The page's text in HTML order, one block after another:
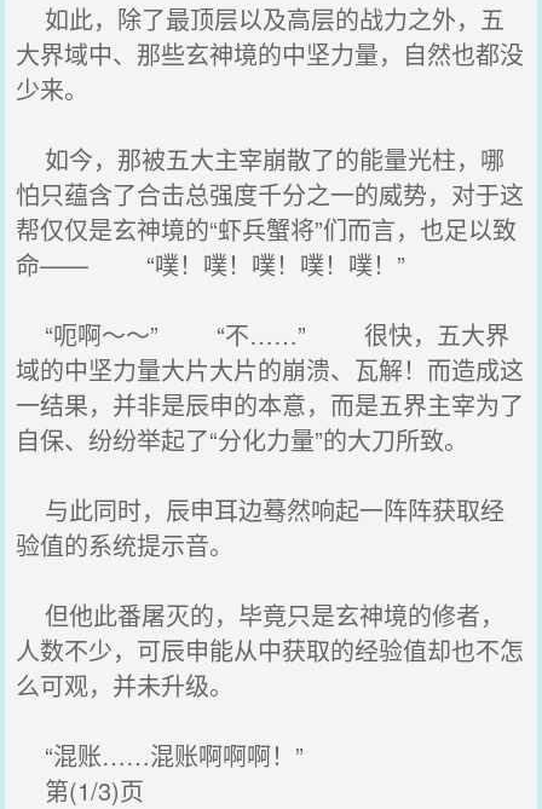
如此，除了最顶层以及高层的战力之外，五
大界域中、那些玄神境的中坚力量，自然也都没
少来。
如今，那被五大主宰崩散了的能量光柱，哪
怕只蕴含了合击总强度千分之一的威势，对于这
帮仅仅是玄神境的“虾兵蟹将”们而言，也足以致
命—— “噗！噗！噗！噗！噗！”
“呃啊～～” “不……” 很快，五大界
域的中坚力量大片大片的崩溃、瓦解！而造成这
一结果，并非是辰申的本意，而是五界主宰为了
自保、纷纷举起了“分化力量”的大刀所致。
与此同时，辰申耳边蓦然响起一阵阵获取经
验值的系统提示音。
但他此番屠灭的，毕竟只是玄神境的修者，
人数不少，可辰申能从中获取的经验值却也不怎
么可观，并未升级。
“混账……混账啊啊啊！”
第(1/3)页